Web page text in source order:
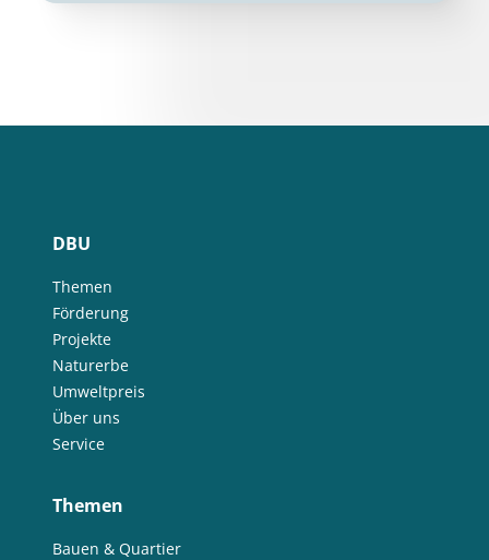
DBU
Themen
Förderung
Projekte
Naturerbe
Umweltpreis
Über uns
Service
Themen
Bauen & Quartier